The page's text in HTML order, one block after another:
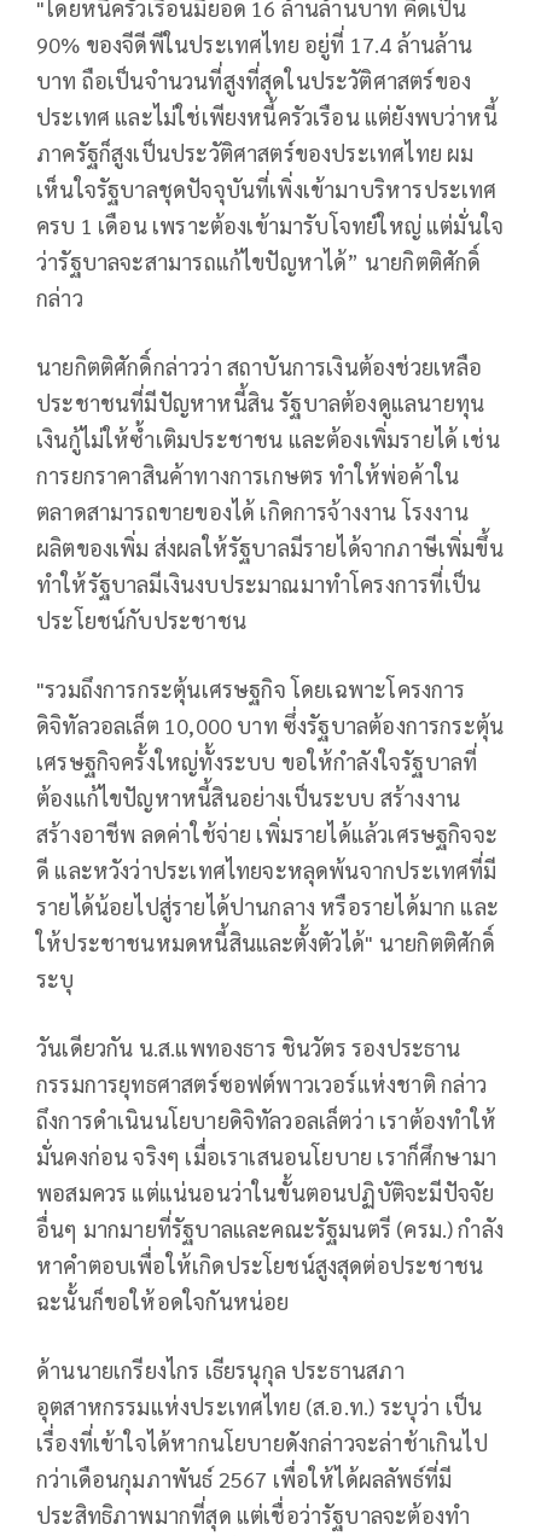
"โดยหนี้ครัวเรือนมียอด 16 ล้านล้านบาท คิดเป็น
90% ของจีดีพีในประเทศไทย อยู่ที่ 17.4 ล้านล้าน
บาท ถือเป็นจำนวนที่สูงที่สุดในประวัติศาสตร์ของ
ประเทศ และไม่ใช่เพียงหนี้ครัวเรือน แต่ยังพบว่าหนี้
ภาครัฐก็สูงเป็นประวัติศาสตร์ของประเทศไทย ผม
เห็นใจรัฐบาลชุดปัจจุบันที่เพิ่งเข้ามาบริหารประเทศ
ครบ 1 เดือน เพราะต้องเข้ามารับโจทย์ใหญ่ แต่มั่นใจ
ว่ารัฐบาลจะสามารถแก้ไขปัญหาได้” นายกิตติศักดิ์
กล่าว
นายกิตติศักดิ์กล่าวว่า สถาบันการเงินต้องช่วยเหลือ
ประชาชนที่มีปัญหาหนี้สิน รัฐบาลต้องดูแลนายทุน
เงินกู้ไม่ให้ซ้ำเติมประชาชน และต้องเพิ่มรายได้ เช่น
การยกราคาสินค้าทางการเกษตร ทำให้พ่อค้าใน
ตลาดสามารถขายของได้ เกิดการจ้างงาน โรงงาน
ผลิตของเพิ่ม ส่งผลให้รัฐบาลมีรายได้จากภาษีเพิ่มขึ้น
ทำให้รัฐบาลมีเงินงบประมาณมาทำโครงการที่เป็น
ประโยชน์กับประชาชน
"รวมถึงการกระตุ้นเศรษฐกิจ โดยเฉพาะโครงการ
ดิจิทัลวอลเล็ต 10,000 บาท ซึ่งรัฐบาลต้องการกระตุ้น
เศรษฐกิจครั้งใหญ่ทั้งระบบ ขอให้กำลังใจรัฐบาลที่
ต้องแก้ไขปัญหาหนี้สินอย่างเป็นระบบ สร้างงาน
สร้างอาชีพ ลดค่าใช้จ่าย เพิ่มรายได้แล้วเศรษฐกิจจะ
ดี และหวังว่าประเทศไทยจะหลุดพ้นจากประเทศที่มี
รายได้น้อยไปสู่รายได้ปานกลาง หรือรายได้มาก และ
ให้ประชาชนหมดหนี้สินและตั้งตัวได้" นายกิตติศักดิ์
ระบุ
วันเดียวกัน น.ส.แพทองธาร ชินวัตร รองประธาน
กรรมการยุทธศาสตร์ซอฟต์พาวเวอร์แห่งชาติ กล่าว
ถึงการดำเนินนโยบายดิจิทัลวอลเล็ตว่า เราต้องทำให้
มั่นคงก่อน จริงๆ เมื่อเราเสนอนโยบาย เราก็ศึกษามา
พอสมควร แต่แน่นอนว่าในขั้นตอนปฏิบัติจะมีปัจจัย
อื่นๆ มากมายที่รัฐบาลและคณะรัฐมนตรี (ครม.) กำลัง
หาคำตอบเพื่อให้เกิดประโยชน์สูงสุดต่อประชาชน
ฉะนั้นก็ขอให้อดใจกันหน่อย
ด้านนายเกรียงไกร เธียรนุกุล ประธานสภา
อุตสาหกรรมแห่งประเทศไทย (ส.อ.ท.) ระบุว่า เป็น
เรื่องที่เข้าใจได้หากนโยบายดังกล่าวจะล่าช้าเกินไป
กว่าเดือนกุมภาพันธ์ 2567 เพื่อให้ได้ผลลัพธ์ที่มี
ประสิทธิภาพมากที่สุด แต่เชื่อว่ารัฐบาลจะต้องทำ